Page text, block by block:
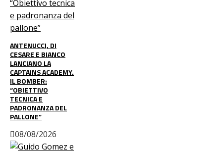
ANTENUCCI, DI
CESARE E BIANCO
LANCIANO LA
CAPTAINS ACADEMY.
IL BOMBER:
“OBIETTIVO
TECNICA E
PADRONANZA DEL
PALLONE”
08/08/2026